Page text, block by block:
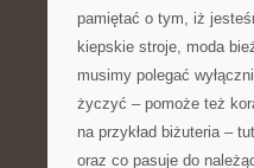
pamiętać o tym, iż
kiepskie stroje, moda
musimy polegać
życzyć – pomoże też
na przykład biżuteria –
oraz co pasuje do